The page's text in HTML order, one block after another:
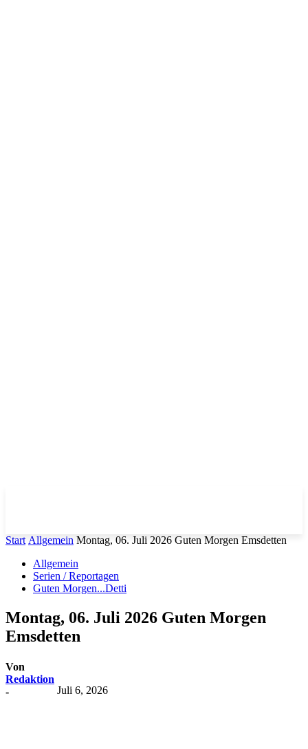
Start Allgemein Montag, 06. Juli 2026 Guten Morgen Emsdetten
Allgemein
Serien / Reportagen
Guten Morgen...Detti
Montag, 06. Juli 2026 Guten Morgen
Emsdetten
Von
Redaktion
-
Juli 6, 2026